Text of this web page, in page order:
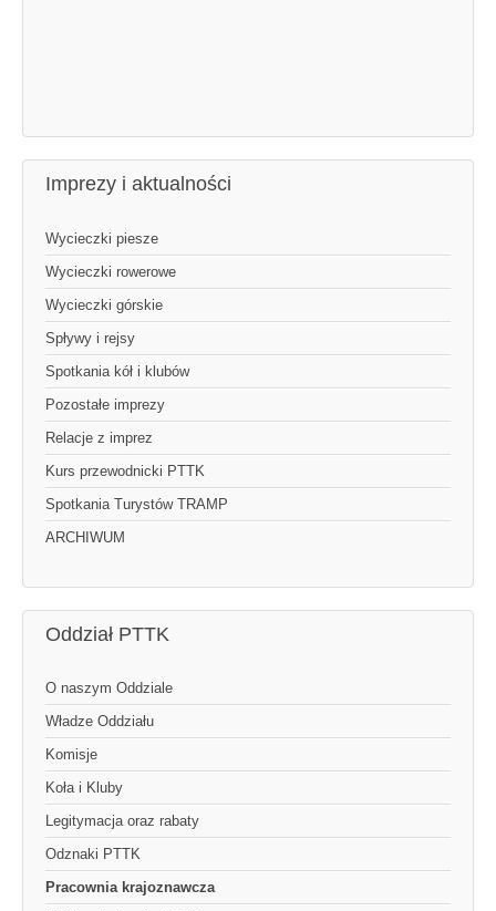
Imprezy i aktualności
Wycieczki piesze
Wycieczki rowerowe
Wycieczki górskie
Spływy i rejsy
Spotkania kół i klubów
Pozostałe imprezy
Relacje z imprez
Kurs przewodnicki PTTK
Spotkania Turystów TRAMP
ARCHIWUM
Oddział PTTK
O naszym Oddziale
Władze Oddziału
Komisje
Koła i Kluby
Legitymacja oraz rabaty
Odznaki PTTK
Pracownia krajoznawcza